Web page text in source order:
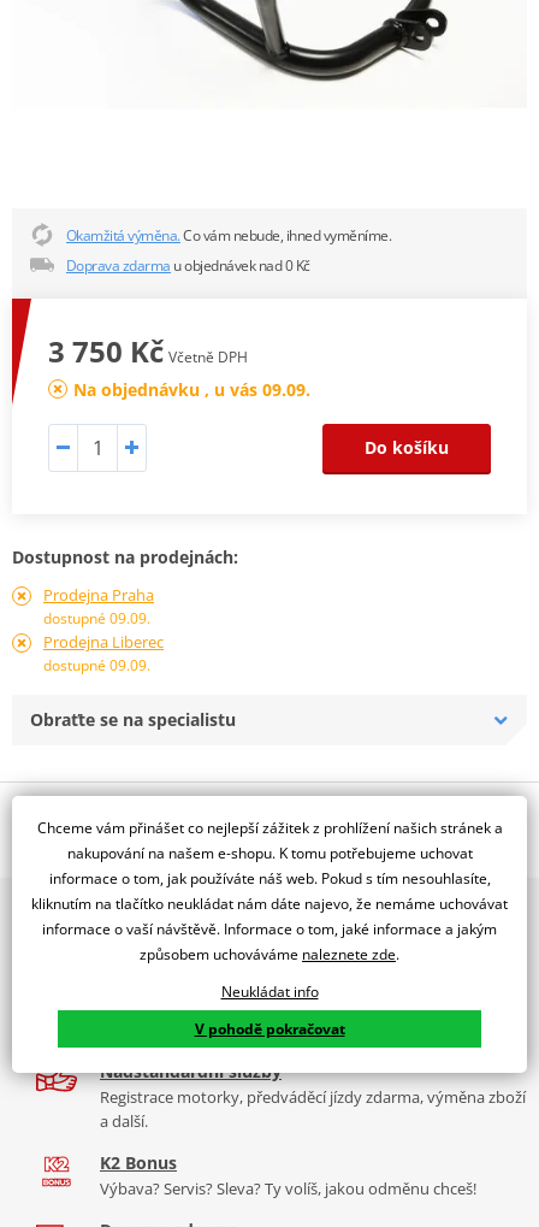
Okamžitá výměna.Co vám nebude, ihned vyměníme.
Doprava zdarma u objednávek nad 0 Kč
3 750 Kč Včetně DPH
Na objednávku , u vás 09.09.
Do košíku
Dostupnost na prodejnách:
Prodejna Praha
dostupné 09.09.
Prodejna Liberec
dostupné 09.09.
Obraťte se na specialistu
Jsme autorizovaný
dealer značky RDMOTO
Moto Guzzi Breva 750 (16-)
Padací rámy RDMOTO nabízí maximální ochranu Vašeho
Vyráběné z kvalitního materiálu.
"Testováno zákazníky"
Cena za pár včetně montážní sady.
2x multibrand showroom
9 značek motocyklů, servis, oblečení, doplňky i náhradní
díly, to vše v Praze a Liberci
Více než 30 let zkušeností
Za řídítky motorek, v servisu i prodeji moto vybavení
Nadstandardní služby
Registrace motorky, předváděcí jízdy zdarma, výměna zboží
a další.
K2 Bonus
Výbava? Servis? Sleva? Ty volíš, jakou odměnu chceš!
Chceme vám přinášet co nejlepší zážitek z prohlížení našich stránek a
nakupování na našem e-shopu. K tomu potřebujeme uchovat
informace o tom, jak používáte náš web. Pokud s tím nesouhlasíte,
kliknutím na tlačítko neukládat nám dáte najevo, že nemáme uchovávat
informace o vaší návštěvě. Informace o tom, jaké informace a jakým
způsobem uchováváme naleznete zde.
Neukládat info
V pohodě pokračovat